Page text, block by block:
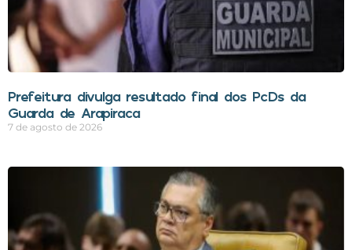
Prefeitura divulga resultado final dos PcDs da
Guarda de Arapiraca
7 de agosto de 2026